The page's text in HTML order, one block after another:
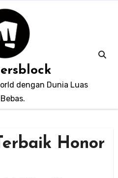
dengan Dunia Luas
Honor